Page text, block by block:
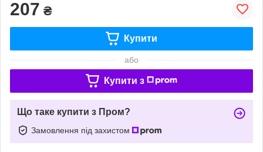
207 ₴
Купити
або
Купити з
Що таке купити з Пром?
Замовлення під захистом